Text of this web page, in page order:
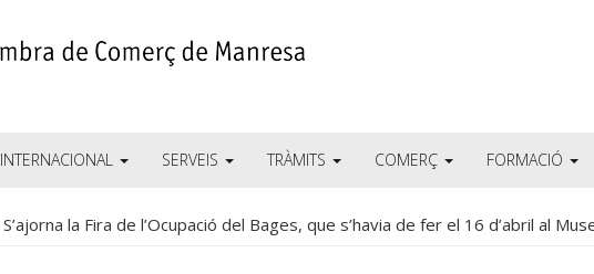
INTERNACIONAL SERVEIS TRÀMITS COMERÇ FORMACIÓ
S’ajorna la Fira de l’Ocupació del Bages, que s’havia de fer el 16 d’abril al